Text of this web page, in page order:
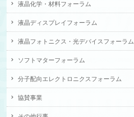
液晶化学・材料フォーラム
液晶ディスプレイフォーラム
液晶フォトニクス・光デバイスフォーラム
ソフトマターフォーラム
分子配向エレクトロニクスフォーラム
協賛事業